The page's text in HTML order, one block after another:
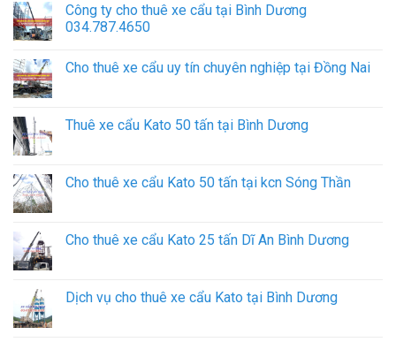
Công ty cho thuê xe cẩu tại Bình Dương
034.787.4650
Cho thuê xe cẩu uy tín chuyên nghiệp tại Đồng Nai
Thuê xe cẩu Kato 50 tấn tại Bình Dương
Cho thuê xe cẩu Kato 50 tấn tại kcn Sóng Thần
Cho thuê xe cẩu Kato 25 tấn Dĩ An Bình Dương
Dịch vụ cho thuê xe cẩu Kato tại Bình Dương